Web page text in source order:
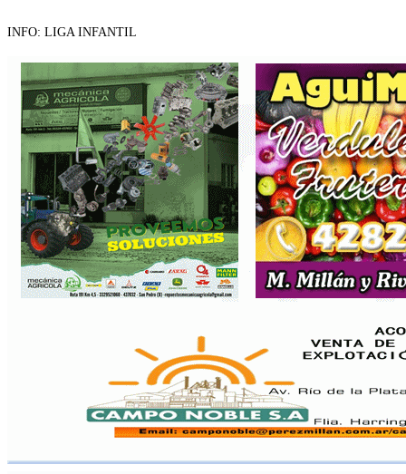
INFO: LIGA INFANTIL